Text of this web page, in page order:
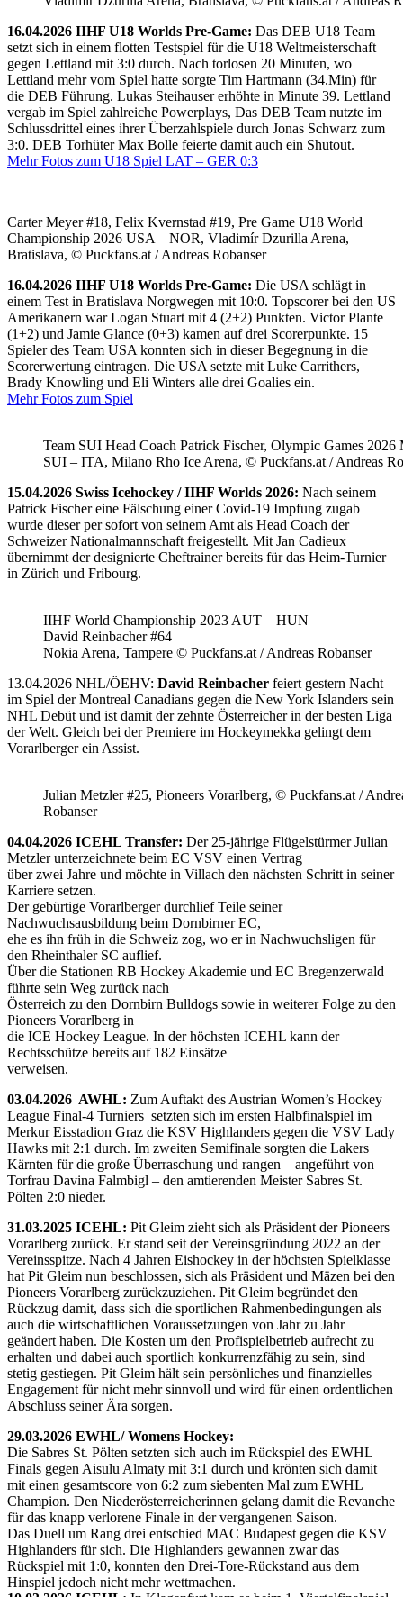
16.04.2026 IIHF U18 Worlds Pre-Game: Das DEB U18 Team
setzt sich in einem flotten Testspiel für die U18 Weltmeisterschaft
gegen Lettland mit 3:0 durch. Nach torlosen 20 Minuten, wo
Lettland mehr vom Spiel hatte sorgte Tim Hartmann (34.Min) für
die DEB Führung. Lukas Steihauser erhöhte in Minute 39. Lettland
vergab im Spiel zahlreiche Powerplays, Das DEB Team nutzte im
Schlussdrittel eines ihrer Überzahlspiele durch Jonas Schwarz zum
3:0. DEB Torhüter Max Bolle feierte damit auch ein Shutout.
Mehr Fotos zum U18 Spiel LAT – GER 0:3
Carter Meyer #18, Felix Kvernstad #19, Pre Game U18 World
Championship 2026 USA – NOR, Vladimír Dzurilla Arena,
Bratislava, © Puckfans.at / Andreas Robanser
16.04.2026 IIHF U18 Worlds Pre-Game: Die USA schlägt in
einem Test in Bratislava Norgwegen mit 10:0. Topscorer bei den US
Amerikanern war Logan Stuart mit 4 (2+2) Punkten. Victor Plante
(1+2) und Jamie Glance (0+3) kamen auf drei Scorerpunkte. 15
Spieler des Team USA konnten sich in dieser Begegnung in die
Scorerwertung eintragen. Die USA setzte mit Luke Carrithers,
Brady Knowling und Eli Winters alle drei Goalies ein.
Mehr Fotos zum Spiel
Team SUI Head Coach Patrick Fischer, Olympic Games 2026
SUI – ITA, Milano Rho Ice Arena, © Puckfans.at / Andreas
15.04.2026 Swiss Icehockey / IIHF Worlds 2026: Nach seinem
Patrick Fischer eine Fälschung einer Covid-19 Impfung zugab
wurde dieser per sofort von seinem Amt als Head Coach der
Schweizer Nationalmannschaft freigestellt. Mit Jan Cadieux
übernimmt der designierte Cheftrainer bereits für das Heim-Turnier
in Zürich und Fribourg.
IIHF World Championship 2023 AUT – HUN
David Reinbacher #64
Nokia Arena, Tampere © Puckfans.at / Andreas Robanser
13.04.2026 NHL/ÖEHV: David Reinbacher feiert gestern Nacht
im Spiel der Montreal Canadians gegen die New York Islanders sein
NHL Debüt und ist damit der zehnte Österreicher in der besten Liga
der Welt. Gleich bei der Premiere im Hockeymekka gelingt dem
Vorarlberger ein Assist.
Julian Metzler #25, Pioneers Vorarlberg, © Puckfans.at /
Robanser
04.04.2026 ICEHL Transfer: Der 25-jährige Flügelstürmer Julian
Metzler unterzeichnete beim EC VSV einen Vertrag
über zwei Jahre und möchte in Villach den nächsten Schritt in seiner
Karriere setzen.
Der gebürtige Vorarlberger durchlief Teile seiner
Nachwuchsausbildung beim Dornbirner EC,
ehe es ihn früh in die Schweiz zog, wo er in Nachwuchsligen für
den Rheinthaler SC auflief.
Über die Stationen RB Hockey Akademie und EC Bregenzerwald
führte sein Weg zurück nach
Österreich zu den Dornbirn Bulldogs sowie in weiterer Folge zu den
Pioneers Vorarlberg in
die ICE Hockey League. In der höchsten ICEHL kann der
Rechtsschütze bereits auf 182 Einsätze
verweisen.
03.04.2026 AWHL: Zum Auftakt des Austrian Women’s Hockey
League Final-4 Turniers setzten sich im ersten Halbfinalspiel im
Merkur Eisstadion Graz die KSV Highlanders gegen die VSV Lady
Hawks mit 2:1 durch. Im zweiten Semifinale sorgten die Lakers
Kärnten für die große Überraschung und rangen – angeführt von
Torfrau Davina Falmbigl – den amtierenden Meister Sabres St.
Pölten 2:0 nieder.
31.03.2025 ICEHL: Pit Gleim zieht sich als Präsident der Pioneers
Vorarlberg zurück. Er stand seit der Vereinsgründung 2022 an der
Vereinsspitze. Nach 4 Jahren Eishockey in der höchsten Spielklasse
hat Pit Gleim nun beschlossen, sich als Präsident und Mäzen bei den
Pioneers Vorarlberg zurückzuziehen. Pit Gleim begründet den
Rückzug damit, dass sich die sportlichen Rahmenbedingungen als
auch die wirtschaftlichen Voraussetzungen von Jahr zu Jahr
geändert haben. Die Kosten um den Profispielbetrieb aufrecht zu
erhalten und dabei auch sportlich konkurrenzfähig zu sein, sind
stetig gestiegen. Pit Gleim hält sein persönliches und finanzielles
Engagement für nicht mehr sinnvoll und wird für einen ordentlichen
Abschluss seiner Ära sorgen.
29.03.2026 EWHL/ Womens Hockey:
Die Sabres St. Pölten setzten sich auch im Rückspiel des EWHL
Finals gegen Aisulu Almaty mit 3:1 durch und krönten sich damit
mit einen gesamtscore von 6:2 zum siebenten Mal zum EWHL
Champion. Den Niederösterreicherinnen gelang damit die Revanche
für das knapp verlorene Finale in der vergangenen Saison.
Das Duell um Rang drei entschied MAC Budapest gegen die KSV
Highlanders für sich. Die Highlanders gewannen zwar das
Rückspiel mit 1:0, konnten den Drei-Tore-Rückstand aus dem
Hinspiel jedoch nicht mehr wettmachen.